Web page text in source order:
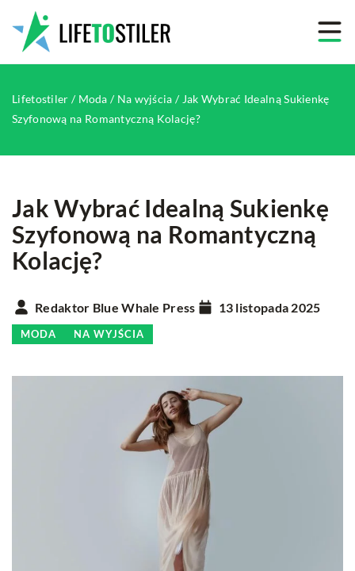
Lifetostiler / Moda / Na wyjścia / Jak Wybrać Idealną Sukienkę
Szyfonową na Romantyczną Kolację?
Jak Wybrać Idealną Sukienkę
Szyfonową na Romantyczną
Kolację?
Redaktor Blue Whale Press 13 listopada 2025
MODA NA WYJŚCIA